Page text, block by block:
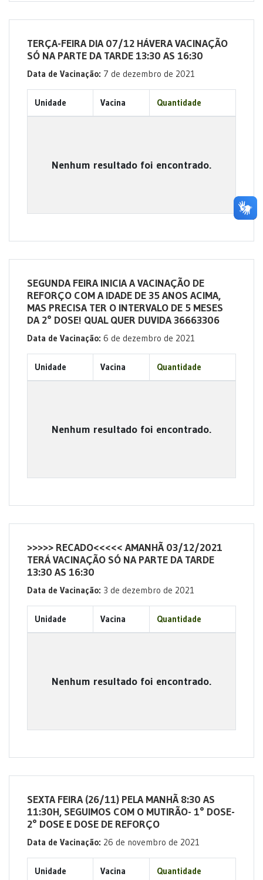
TERÇA-FEIRA DIA 07/12 HÁVERA VACINAÇÃO
SÓ NA PARTE DA TARDE 13:30 AS 16:30
Data de Vacinação: 7 de dezembro de 2021
Unidade Vacina Quantidade
Nenhum resultado foi encontrado.
SEGUNDA FEIRA INICIA A VACINAÇÃO DE
REFORÇO COM A IDADE DE 35 ANOS ACIMA,
MAS PRECISA TER O INTERVALO DE 5 MESES
DA 2° DOSE! QUAL QUER DUVIDA 36663306
Data de Vacinação: 6 de dezembro de 2021
Unidade Vacina Quantidade
Nenhum resultado foi encontrado.
>>>>> RECADO<<<<< AMANHÃ 03/12/2021
TERÁ VACINAÇÃO SÓ NA PARTE DA TARDE
13:30 AS 16:30
Data de Vacinação: 3 de dezembro de 2021
Unidade Vacina Quantidade
Nenhum resultado foi encontrado.
SEXTA FEIRA (26/11) PELA MANHÃ 8:30 AS
11:30H, SEGUIMOS COM O MUTIRÃO- 1° DOSE-
2° DOSE E DOSE DE REFORÇO
Data de Vacinação: 26 de novembro de 2021
Unidade Vacina Quantidade